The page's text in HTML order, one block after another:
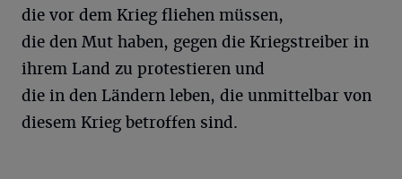
die vor dem Krieg fliehen müssen,
die den Mut haben, gegen die Kriegstreiber in
ihrem Land zu protestieren und
die in den Ländern leben, die unmittelbar von
diesem Krieg betroffen sind.